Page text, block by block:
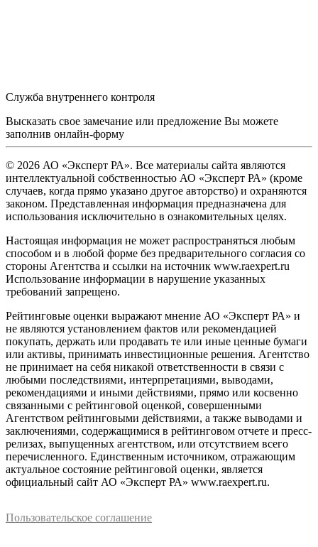
Служба внутреннего контроля
Высказать свое замечание или предложение Вы можете
заполнив онлайн-форму
© 2026 АО «Эксперт РА». Все материалы сайта являются
интеллектуальной собственностью АО «Эксперт РА» (кроме
случаев, когда прямо указано другое авторство) и охраняются
законом. Представленная информация предназначена для
использования исключительно в ознакомительных целях.
Настоящая информация не может распространяться любым
способом и в любой форме без предварительного согласия со
стороны Агентства и ссылки на источник www.raexpert.ru
Использование информации в нарушение указанных
требований запрещено.
Рейтинговые оценки выражают мнение АО «Эксперт РА» и
не являются установлением фактов или рекомендацией
покупать, держать или продавать те или иные ценные бумаги
или активы, принимать инвестиционные решения. Агентство
не принимает на себя никакой ответственности в связи с
любыми последствиями, интерпретациями, выводами,
рекомендациями и иными действиями, прямо или косвенно
связанными с рейтинговой оценкой, совершенными
Агентством рейтинговыми действиями, а также выводами и
заключениями, содержащимися в рейтинговом отчете и пресс-
релизах, выпущенных агентством, или отсутствием всего
перечисленного. Единственным источником, отражающим
актуальное состояние рейтинговой оценки, является
официальный сайт АО «Эксперт РА» www.raexpert.ru.
Пользовательское соглашение